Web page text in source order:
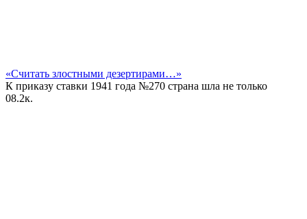
«Считать злостными дезертирами…»
К приказу ставки 1941 года №270 страна шла не только
08.2к.